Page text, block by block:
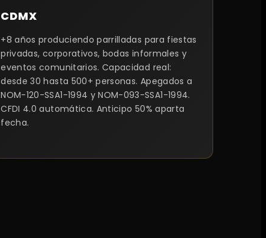
CDMX
+8 años produciendo parrilladas para fiestas
privadas, corporativos, bodas informales y
eventos comunitarios. Capacidad real:
desde 30 hasta 500+ personas. Apegados a
NOM-120-SSA1-1994 y NOM-093-SSA1-1994.
CFDI 4.0 automática. Anticipo 50% aparta
fecha.